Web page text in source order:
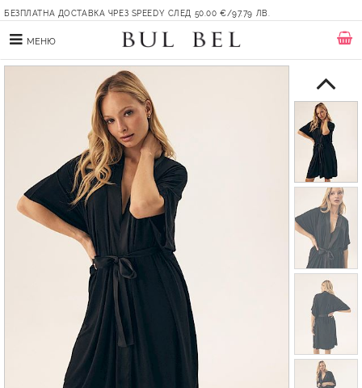
БЕЗПЛАТНА ДОСТАВКА ЧРЕЗ SPEEDY СЛЕД 50.00 €/97.79 ЛВ.
МЕНЮ